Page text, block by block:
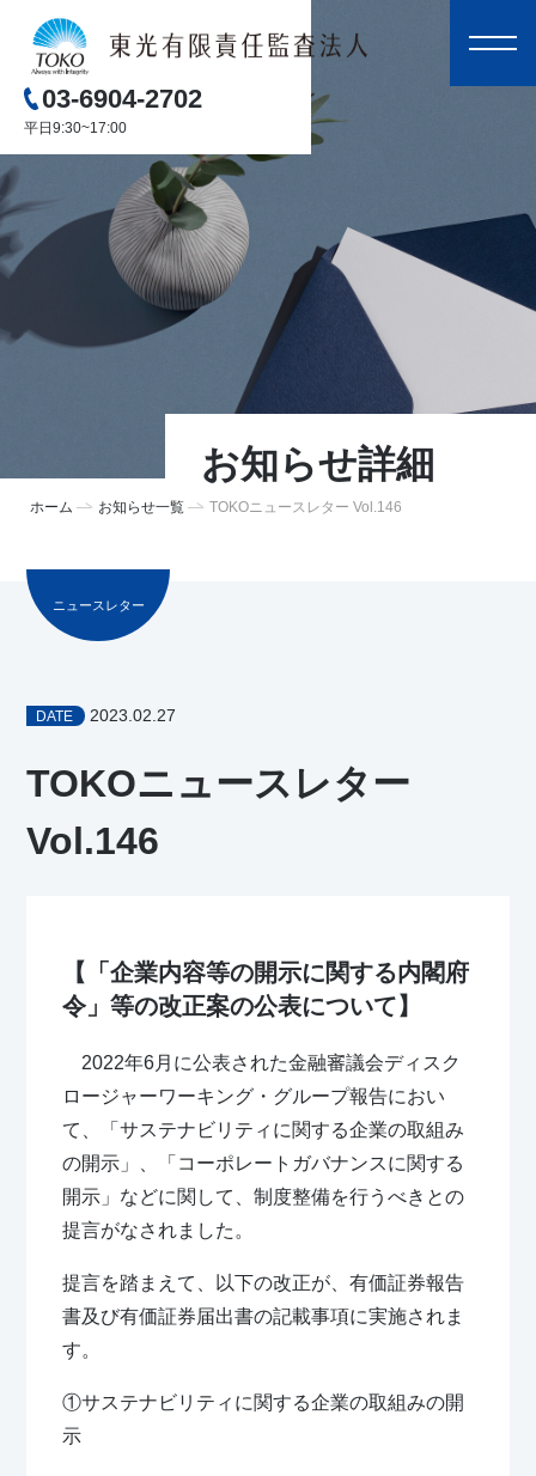
03-6904-2702
平日9:30~17:00
お知らせ詳細
ホーム お知らせ一覧 TOKOニュースレター Vol.146
ニュースレター
DATE 2023.02.27
TOKOニュースレター
Vol.146
【「企業内容等の開示に関する内閣府
令」等の改正案の公表について】
2022年6月に公表された金融審議会ディスク
ロージャーワーキング・グループ報告におい
て、「サステナビリティに関する企業の取組み
の開示」、「コーポレートガバナンスに関する
開示」などに関して、制度整備を行うべきとの
提言がなされました。
提言を踏まえて、以下の改正が、有価証券報告
書及び有価証券届出書の記載事項に実施されま
す。
①サステナビリティに関する企業の取組みの開
示